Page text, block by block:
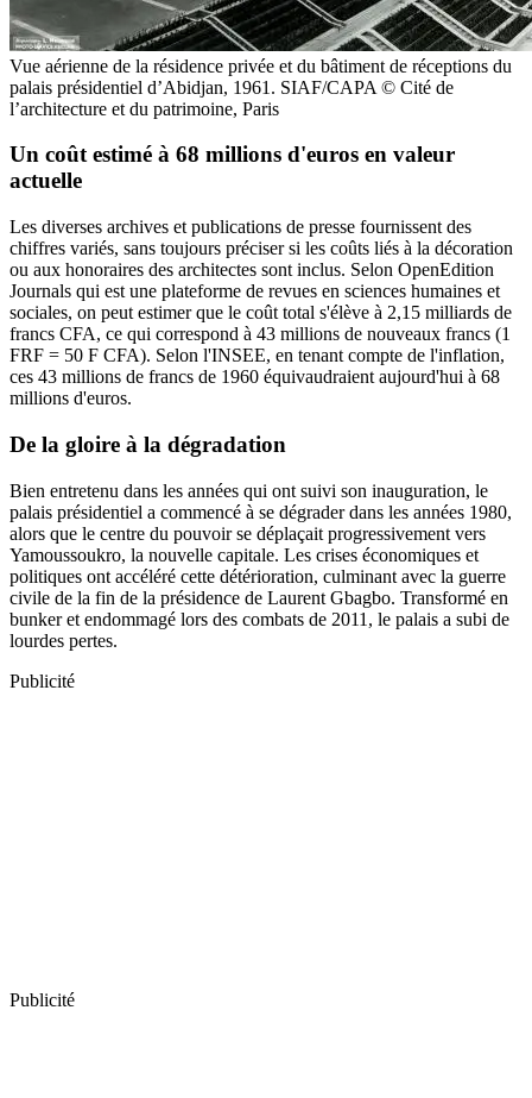
Vue aérienne de la résidence privée et du bâtiment de réceptions du
palais présidentiel d’Abidjan, 1961. SIAF/CAPA © Cité de
l’architecture et du patrimoine, Paris
Un coût estimé à 68 millions d'euros en valeur
actuelle
Les diverses archives et publications de presse fournissent des
chiffres variés, sans toujours préciser si les coûts liés à la décoration
ou aux honoraires des architectes sont inclus. Selon OpenEdition
Journals qui est une plateforme de revues en sciences humaines et
sociales, on peut estimer que le coût total s'élève à 2,15 milliards de
francs CFA, ce qui correspond à 43 millions de nouveaux francs (1
FRF = 50 F CFA). Selon l'INSEE, en tenant compte de l'inflation,
ces 43 millions de francs de 1960 équivaudraient aujourd'hui à 68
millions d'euros.
De la gloire à la dégradation
Bien entretenu dans les années qui ont suivi son inauguration, le
palais présidentiel a commencé à se dégrader dans les années 1980,
alors que le centre du pouvoir se déplaçait progressivement vers
Yamoussoukro, la nouvelle capitale. Les crises économiques et
politiques ont accéléré cette détérioration, culminant avec la guerre
civile de la fin de la présidence de Laurent Gbagbo. Transformé en
bunker et endommagé lors des combats de 2011, le palais a subi de
lourdes pertes.
Publicité
Publicité